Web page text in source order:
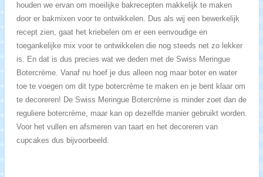
houden we ervan om moeilijke bakrecepten makkelijk te maken
door er bakmixen voor te ontwikkelen. Dus als wij een bewerkelijk
recept zien, gaat het kriebelen om er een eenvoudige en
toegankelijke mix voor te ontwikkelen die nog steeds net zo lekker
is. En dat is dus precies wat we deden met de Swiss Meringue
Botercrème. Vanaf nu hoef je dus alleen nog maar boter en water
toe te voegen om dit type botercrème te maken en je bent klaar om
te decoreren! De Swiss Meringue Botercrème is minder zoet dan de
reguliere botercrème, maar kan op dezelfde manier gebruikt worden.
Voor het vullen en afsmeren van taart en het decoreren van
cupcakes dus bijvoorbeeld.